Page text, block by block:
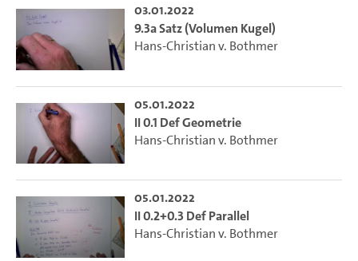
03.01.2022
9.3a Satz (Volumen Kugel)
Hans-Christian v. Bothmer
05.01.2022
II 0.1 Def Geometrie
Hans-Christian v. Bothmer
05.01.2022
II 0.2+0.3 Def Parallel
Hans-Christian v. Bothmer